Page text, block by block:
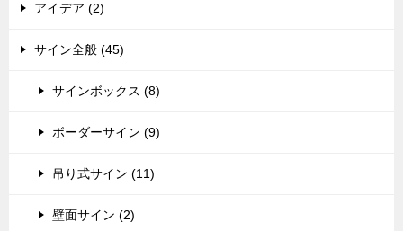
アイデア (2)
サイン全般 (45)
サインボックス (8)
ボーダーサイン (9)
吊り式サイン (11)
壁面サイン (2)